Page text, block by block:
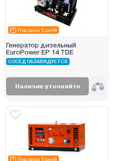
Patriot
Profipower
Rato
Redbo
Rid
RockForce
Ryobi
Senci
Shtenli
Skiper
Под заказ 5 дней
Генератор дизельный
EuroPower EP 14 TDE
СОСЕД ОБЗАВИДУЕТСЯ
Наличие уточняйте
Под заказ 5 дней